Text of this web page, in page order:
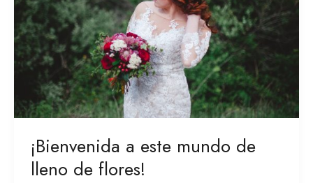
¡Bienvenida a este mundo de
lleno de flores!
de
lleno
de
flores!